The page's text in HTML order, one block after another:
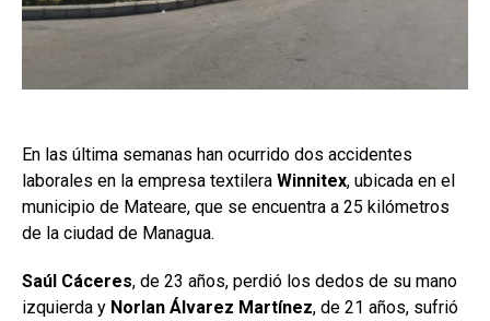
En las última semanas han ocurrido dos accidentes
laborales en la empresa textilera Winnitex, ubicada en el
municipio de Mateare, que se encuentra a 25 kilómetros
de la ciudad de Managua.
Saúl Cáceres, de 23 años, perdió los dedos de su mano
izquierda y Norlan Álvarez Martínez, de 21 años, sufrió